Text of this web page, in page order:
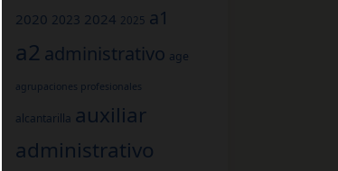
2020 2023 2024 2025 a1
a2 administrativo age
agrupaciones profesionales
alcantarilla auxiliar
administrativo